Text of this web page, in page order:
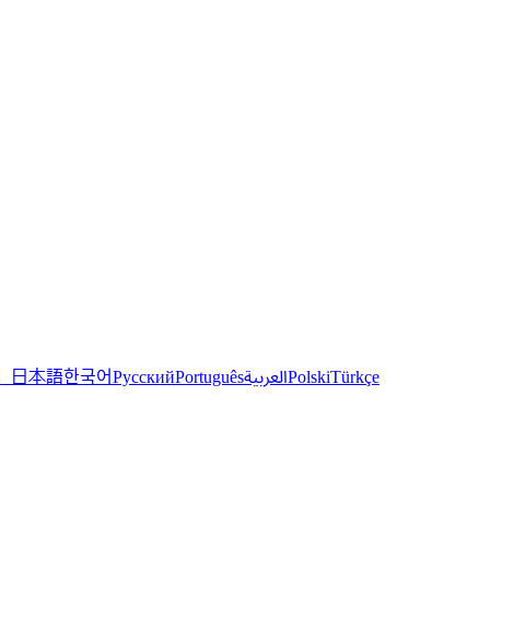
日本語한국어РусскийPortuguêsالعربيةPolskiTürkçe